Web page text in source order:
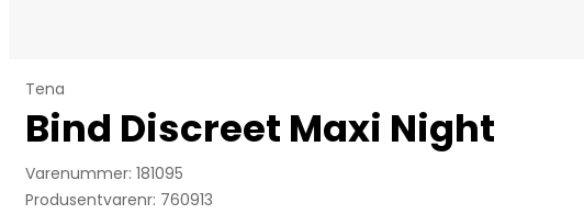
Tena
Bind Discreet Maxi Night
Varenummer: 181095
Produsentvarenr: 760913